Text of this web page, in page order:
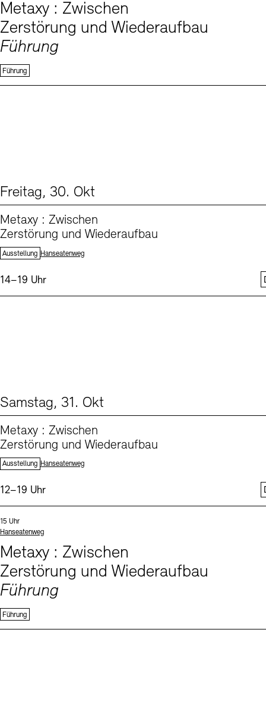
Metaxy : Zwischen
Zerstörung und Wiederaufbau
Führung
Führung
Freitag, 30. Okt
Metaxy : Zwischen
Zerstörung und Wiederaufbau
Ausstellung
Standort: Hanseatenweg
Uhrzeit:
14–19 Uhr
Samstag, 31. Okt
Metaxy : Zwischen
Zerstörung und Wiederaufbau
Ausstellung
Standort: Hanseatenweg
Uhrzeit:
12–19 Uhr
Uhrzeit:
15 Uhr
Standort
Hanseatenweg
Metaxy : Zwischen
Zerstörung und Wiederaufbau
Führung
Führung